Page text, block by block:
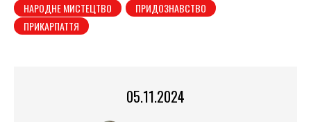
НАРОДНЕ МИСТЕЦТВО
ПРИДОЗНАВСТВО
ПРИКАРПАТТЯ
05.11.2024